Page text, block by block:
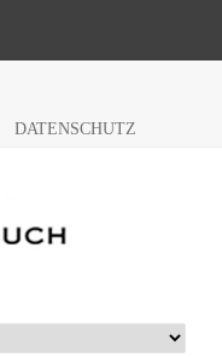
DATENSCHUTZ